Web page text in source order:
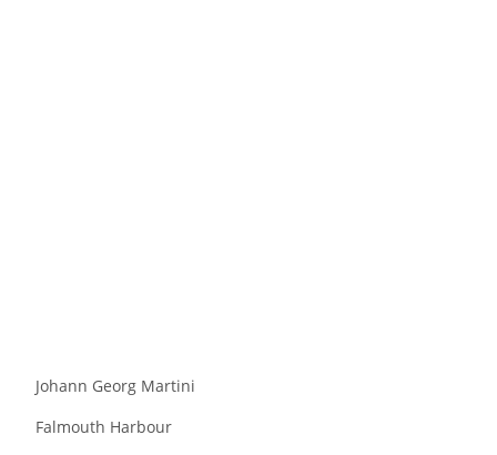
Johann Georg Martini
Falmouth Harbour